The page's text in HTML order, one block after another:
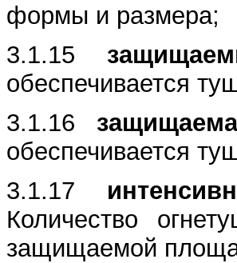
формы и размера;
3.1.15
обеспечивается
3.1.16
обеспечивается
3.1.17
Количество
защищаемой